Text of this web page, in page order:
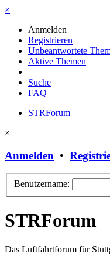
×
Anmelden
Registrieren
Unbeantwortete
Aktive Themen
Suche
FAQ
STRForum
×
Anmelden •
Benutzername:
STRForum
Das Luftfahrtforum für